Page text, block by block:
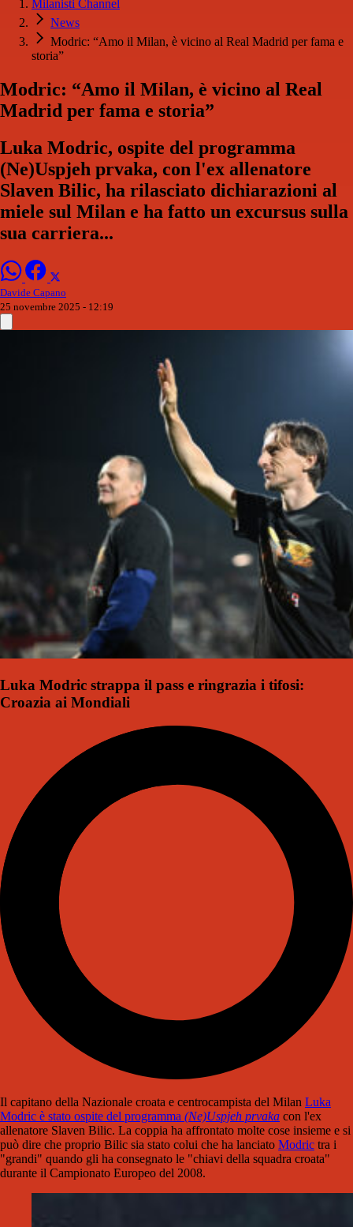
Milanisti Channel
News
Modric: “Amo il Milan, è vicino al Real Madrid per fama e
storia”
Modric: “Amo il Milan, è vicino al Real
Madrid per fama e storia”
Luka Modric, ospite del programma
(Ne)Uspjeh prvaka, con l'ex allenatore
Slaven Bilic, ha rilasciato dichiarazioni al
miele sul Milan e ha fatto un excursus sulla
sua carriera...
Davide Capano
25 novembre 2025 - 12:19
Luka Modric strappa il pass e ringrazia i tifosi:
Croazia ai Mondiali
Il capitano della Nazionale croata e centrocampista del Milan Luka
Modric è stato ospite del programma (Ne)Uspjeh prvaka con l'ex
allenatore Slaven Bilic. La coppia ha affrontato molte cose insieme e si
può dire che proprio Bilic sia stato colui che ha lanciato Modric tra i
"grandi" quando gli ha consegnato le "chiavi della squadra croata"
durante il Campionato Europeo del 2008.